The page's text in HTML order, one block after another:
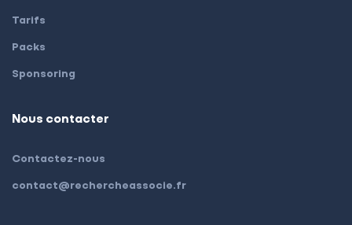
Tarifs
Packs
Sponsoring
Nous contacter
Contactez-nous
contact@rechercheassocie.fr